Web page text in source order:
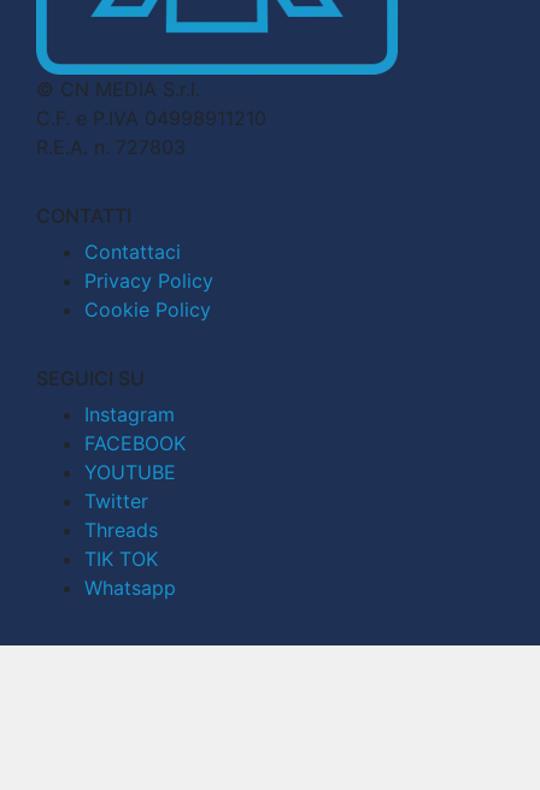
© CN MEDIA S.r.l.
C.F. e P.IVA 04998911210
R.E.A. n. 727803
CONTATTI
Contattaci
Privacy Policy
Cookie Policy
SEGUICI SU
Instagram
FACEBOOK
YOUTUBE
Twitter
Threads
TIK TOK
Whatsapp